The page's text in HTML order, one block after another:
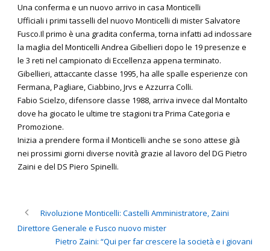
Una conferma e un nuovo arrivo in casa Monticelli
Ufficiali i primi tasselli del nuovo Monticelli di mister Salvatore
Fusco.Il primo è una gradita conferma, torna infatti ad indossare
la maglia del Monticelli Andrea Gibellieri dopo le 19 presenze e
le 3 reti nel campionato di Eccellenza appena terminato.
Gibellieri, attaccante classe 1995, ha alle spalle esperienze con
Fermana, Pagliare, Ciabbino, Jrvs e Azzurra Colli.
Fabio Scielzo, difensore classe 1988, arriva invece dal Montalto
dove ha giocato le ultime tre stagioni tra Prima Categoria e
Promozione.
Inizia a prendere forma il Monticelli anche se sono attese già
nei prossimi giorni diverse novità grazie al lavoro del DG Pietro
Zaini e del DS Piero Spinelli.
Rivoluzione Monticelli: Castelli Amministratore, Zaini
Direttore Generale e Fusco nuovo mister
Pietro Zaini: “Qui per far crescere la società e i giovani